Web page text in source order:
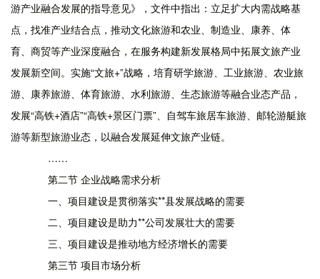
游产业融合发展的指导意见》，文件中指出：立足扩大内需战略基
点，找准产业结合点，推动文化旅游和农业、制造业、康养、体
育、商贸等产业深度融合，在服务构建新发展格局中拓展文旅产业
发展新空间。实施“文旅+”战略，培育研学旅游、工业旅游、农业旅
游、康养旅游、体育旅游、水利旅游、生态旅游等融合业态产品，
发展“高铁+酒店”“高铁+景区门票”、自驾车旅居车旅游、邮轮游艇旅
游等新型旅游业态，以融合发展延伸文旅产业链。
……
第二节 企业战略需求分析
一、项目建设是贯彻落实**县发展战略的需要
二、项目建设是助力**公司发展壮大的需要
三、项目建设是推动地方经济增长的需要
第三节 项目市场分析